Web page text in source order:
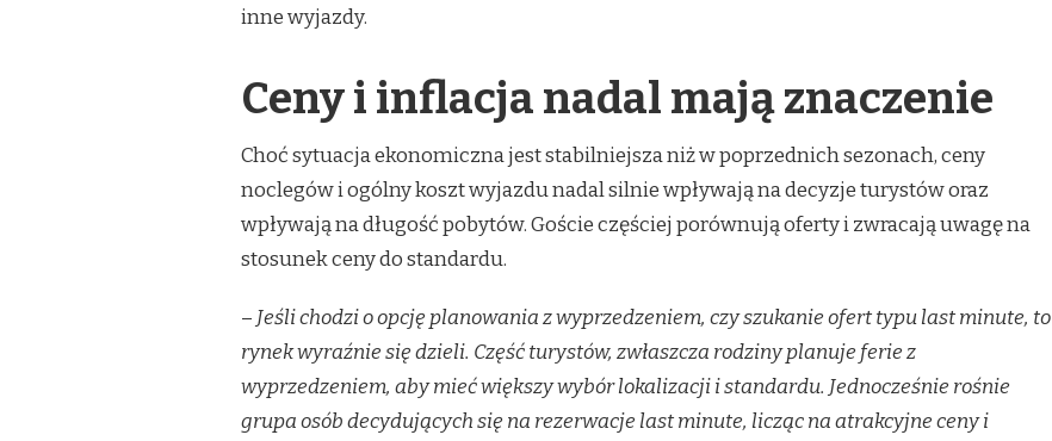
inne wyjazdy.
Ceny i inflacja nadal mają znaczenie
Choć sytuacja ekonomiczna jest stabilniejsza niż w poprzednich sezonach, ceny
noclegów i ogólny koszt wyjazdu nadal silnie wpływają na decyzje turystów oraz
wpływają na długość pobytów. Goście częściej porównują oferty i zwracają uwagę na
stosunek ceny do standardu.
– Jeśli chodzi o opcję planowania z wyprzedzeniem, czy szukanie ofert typu last minute, to
rynek wyraźnie się dzieli. Część turystów, zwłaszcza rodziny planuje ferie z
wyprzedzeniem, aby mieć większy wybór lokalizacji i standardu. Jednocześnie rośnie
grupa osób decydujących się na rezerwacje last minute, licząc na atrakcyjne ceny i